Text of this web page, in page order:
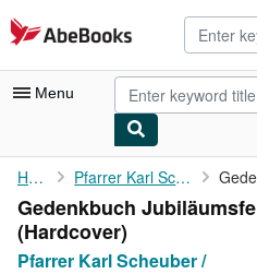
Skip to main content
AbeBooks.com
Menu
My Account
My Purchases
Advanced Search
Home Pfarrer Karl Scheuber /
Gedenkbuch
(Hardcover)
Pfarrer Karl Scheuber /